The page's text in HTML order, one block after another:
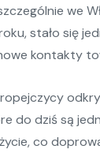
we
stało się
kontakty
do dziś są
co